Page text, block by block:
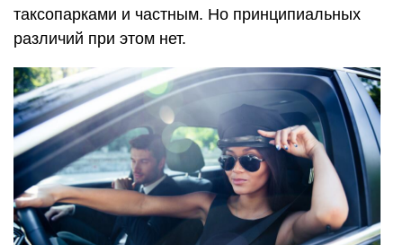
таксопарками и частным. Но принципиальных
различий при этом нет.